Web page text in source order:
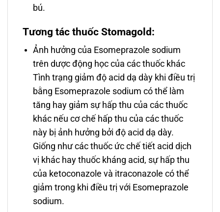
bú.
Tương tác thuốc Stomagold:
Ảnh hưởng của Esomeprazole sodium
trên dược động học của các thuốc khác
Tình trạng giảm độ acid dạ dày khi điều trị
bằng Esomeprazole sodium có thể làm
tăng hay giảm sự hấp thu của các thuốc
khác nếu cơ chế hấp thu của các thuốc
này bị ảnh hưởng bởi độ acid dạ dày.
Giống như các thuốc ức chế tiết acid dịch
vị khác hay thuốc kháng acid, sự hấp thu
của ketoconazole và itraconazole có thể
giảm trong khi điều trị với Esomeprazole
sodium.